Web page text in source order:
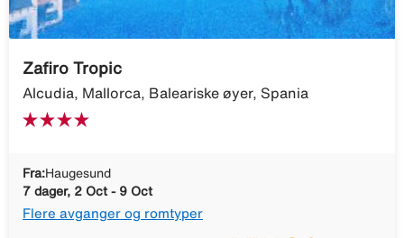
Zafiro Tropic
Alcudia, Mallorca, Baleariske øyer, Spania
Fra:Haugesund
7 dager, 2 Oct - 9 Oct
Flere avganger og romtyper